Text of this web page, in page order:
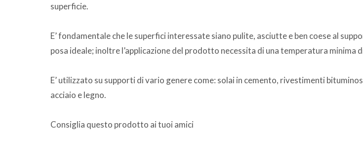
superficie.
E’ fondamentale che le superfici interessate siano pulite, asciutte e ben coese al
posa ideale; inoltre l’applicazione del prodotto necessita di una temperatura minima
E’ utilizzato su supporti di vario genere come: solai in cemento, rivestimenti
acciaio e legno.
Consiglia questo prodotto ai tuoi amici